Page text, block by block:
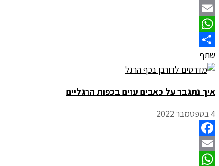
Facebook
Email
WhatsApp
שתף
איך נתגבר על כאבים עזים בכפות הרגליים
4 בספטמבר 2022
Facebook
Email